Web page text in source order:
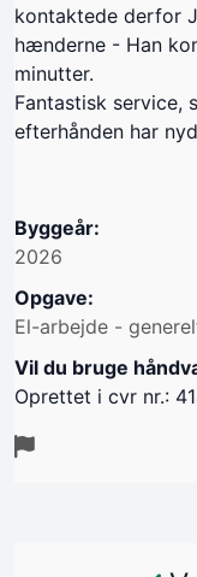
kontaktede derfor
hænderne - Han
minutter.
Fantastisk service,
efterhånden har
Byggeår:
2026
Opgave:
El-arbejde -
Vil du bruge
Oprettet i cvr nr.: